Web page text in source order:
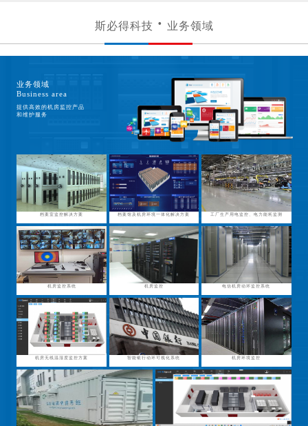
斯必得科技 业务领域
业务领域
Business area
提供高效的机房监控产品
和维护服务
档案室监控解决方案 档案馆及机房环境一体化解决方案 工厂生产用电监控、电力能耗监测
机房监控系统 机房监控 电信机房动环监控系统
机房无线温湿度监控方案 智能银行动环可视化系统 机房环境监控